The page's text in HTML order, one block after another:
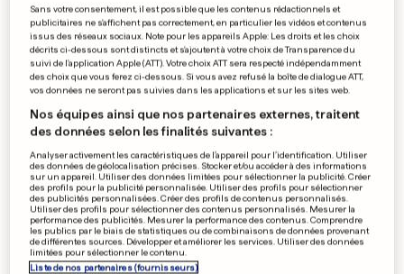
TRIATHLON
Liz May sans certitude
0 0
HANDBALL
Schroeder sera pro en
Roumanie
0 0
PUBLICITÉ
Sans votre consentement, il est possible que les contenus rédactionnels et
publicitaires ne s'affichent pas correctement, en particulier les vidéos et contenus
issus des réseaux sociaux. Note pour les appareils Apple: Les droits et les choix
décrits ci-dessous sont distincts et s'ajoutent à votre choix de Transparence du
suivi de l'application Apple (ATT). Votre choix ATT sera respecté indépendamment
des choix que vous ferez ci-dessous. Si vous avez refusé la boîte de dialogue ATT,
vos données ne seront pas suivies dans les applications et sur les sites web.
Nos équipes ainsi que nos partenaires externes, traitent
des données selon les finalités suivantes :
Analyser activement les caractéristiques de l’appareil pour l’identification. Utiliser
des données de géolocalisation précises. Stocker et/ou accéder à des informations
sur un appareil. Utiliser des données limitées pour sélectionner la publicité. Créer
des profils pour la publicité personnalisée. Utiliser des profils pour sélectionner
des publicités personnalisées. Créer des profils de contenus personnalisés.
Utiliser des profils pour sélectionner des contenus personnalisés. Mesurer la
performance des publicités. Mesurer la performance des contenus. Comprendre
les publics par le biais de statistiques ou de combinaisons de données provenant
de différentes sources. Développer et améliorer les services. Utiliser des données
limitées pour sélectionner le contenu.
Liste de nos partenaires (fournisseurs)